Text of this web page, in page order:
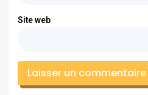
Site web